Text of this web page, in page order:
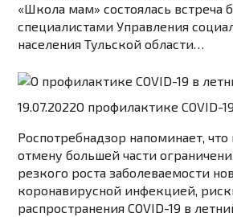
«Школа мам» состоялась встреча
специалистами Управления
населения Тульской области…
19.07.2022О профилактике COVID-
Роспотребнадзор напоминает, что
отмену большей части
резкого роста заболеваемости
коронавирусной инфекцией,
распространения COVID-19 в